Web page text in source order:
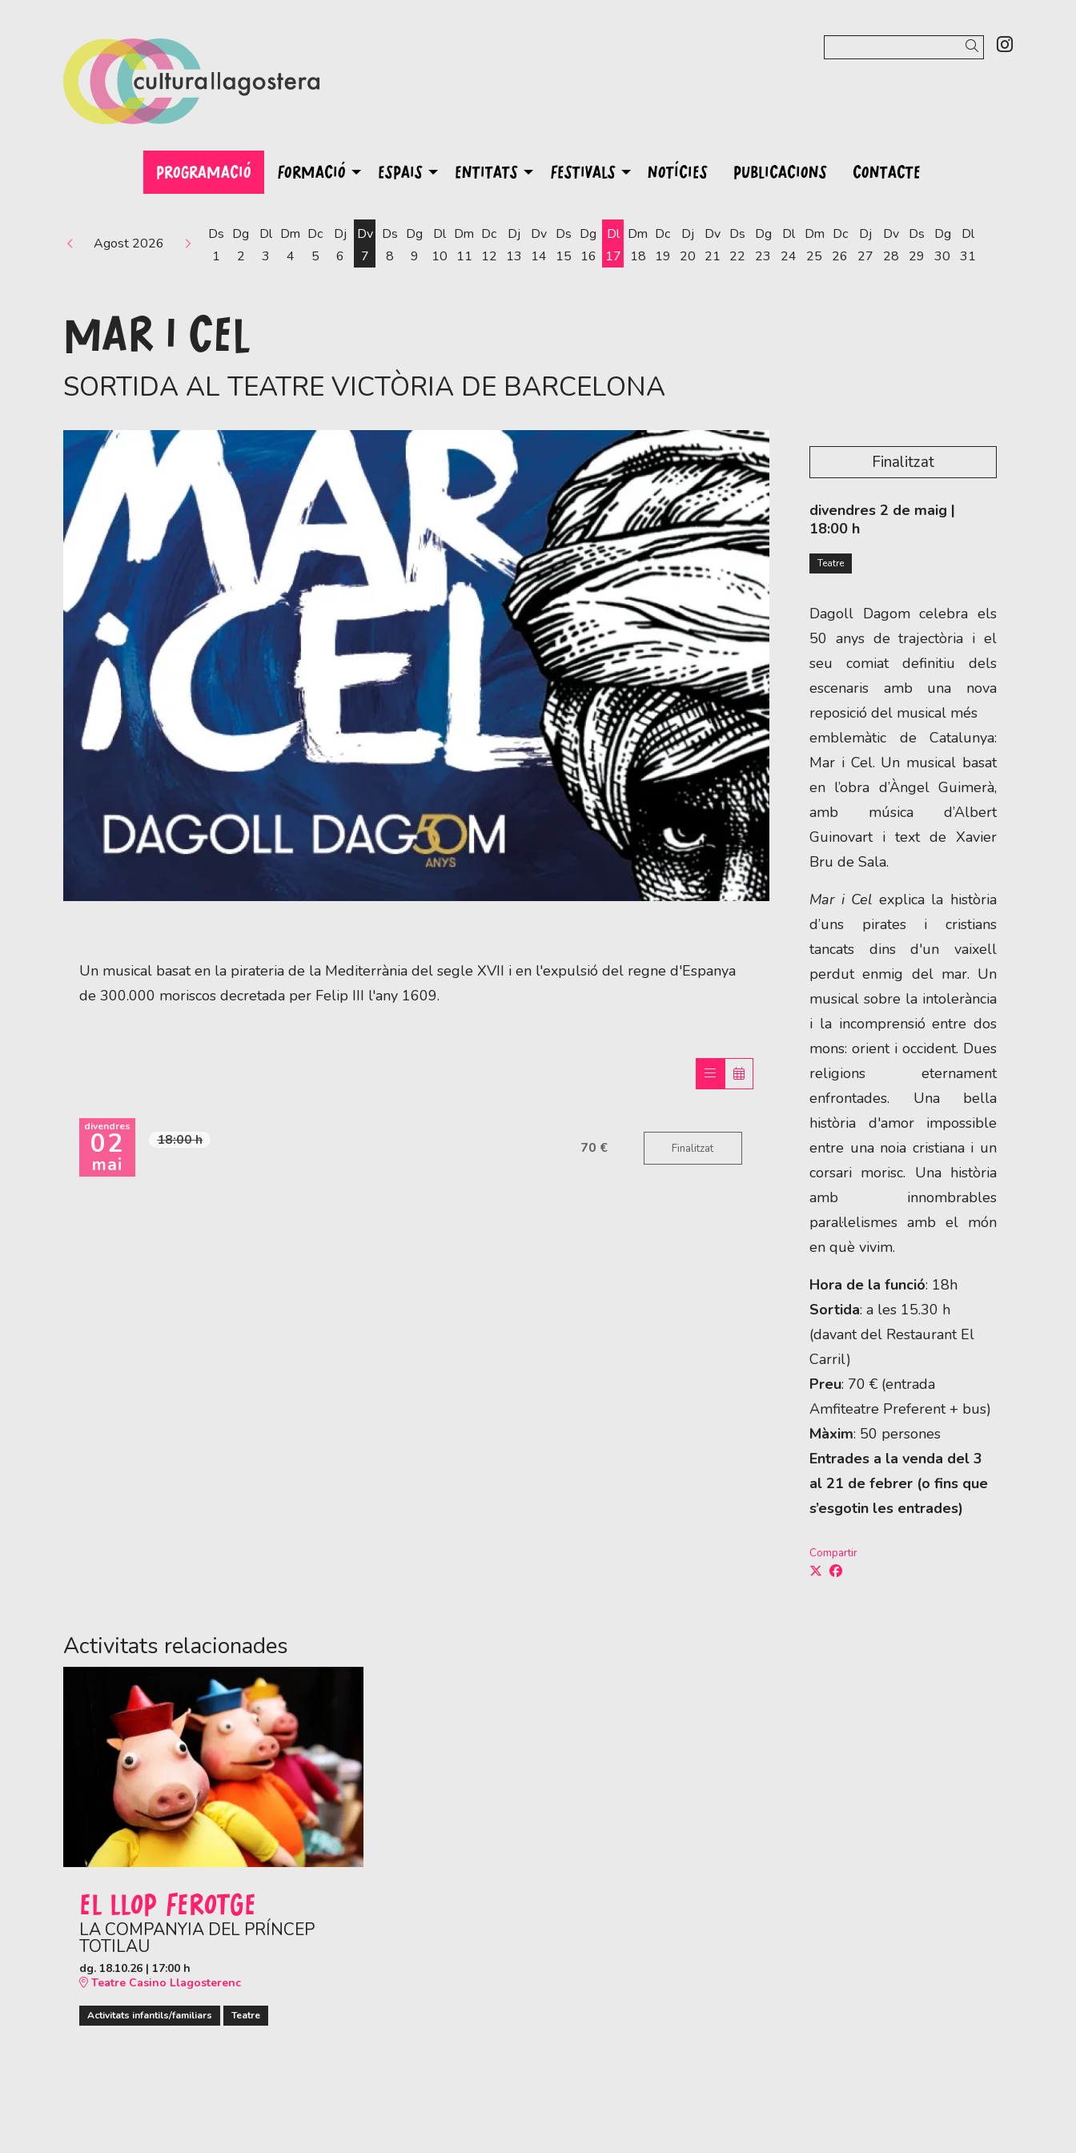
Link a
Cercar
PROGRAMACIÓ FORMACIÓ ESPAIS ENTITATS FESTIVALS NOTÍCIES PUBLICACIONS CONTACTE
Agost 2026
Ds
1
Dg
2
Dl
3
Dm
4
Dc
5
Dj
6
Dv
7
Ds
8
Dg
9
Dl
10
Dm
11
Dc
12
Dj
13
Dv
14
Ds
15
Dg
16
Dl
17
Dm
18
Dc
19
Dj
20
Dv
21
Ds
22
Dg
23
Dl
24
Dm
25
Dc
26
Dj
27
Dv
28
Ds
29
Dg
30
Dl
31
MAR I CEL
SORTIDA AL TEATRE VICTÒRIA DE BARCELONA
Finalitzat
divendres 2 de maig |
18:00 h
Teatre
Dagoll Dagom celebra els
50 anys de trajectòria i el
seu comiat definitiu dels
escenaris amb una nova
reposició del musical més
emblemàtic de Catalunya:
Mar i Cel. Un musical basat
en l’obra d’Àngel Guimerà,
amb música d’Albert
Guinovart i text de Xavier
Bru de Sala.
Mar i Cel explica la història
d’uns pirates i cristians
tancats dins d'un vaixell
perdut enmig del mar. Un
musical sobre la intolerància
i la incomprensió entre dos
mons: orient i occident. Dues
religions eternament
enfrontades. Una bella
història d'amor impossible
entre una noia cristiana i un
corsari morisc. Una història
amb innombrables
paral·lelismes amb el món
en què vivim.
Hora de la funció: 18h
Sortida: a les 15.30 h
(davant del Restaurant El
Carril)
Preu: 70 € (entrada
Amfiteatre Preferent + bus)
Màxim: 50 persones
Entrades a la venda del 3
al 21 de febrer (o fins que
s’esgotin les entrades)
Compartir
Un musical basat en la pirateria de la Mediterrània del segle XVII i en l'expulsió del regne d'Espanya
de 300.000 moriscos decretada per Felip III l'any 1609.
divendres
02
mai
18:00 h 70 € Finalitzat
Activitats relacionades
EL LLOP FEROTGE
LA COMPANYIA DEL PRÍNCEP
TOTILAU
dg. 18.10.26 | 17:00 h
Teatre Casino Llagosterenc
Activitats infantils/familiars Teatre